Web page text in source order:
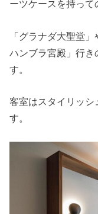
ーツケースを持って
「グラナダ大聖堂
ハンブラ宮殿」行き
す。
客室はスタイリッシ
す。